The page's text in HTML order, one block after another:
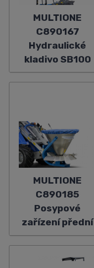
MULTIONE
C890167
Hydraulické
kladivo SB100
MULTIONE
C890185
Posypové
zařízení přední